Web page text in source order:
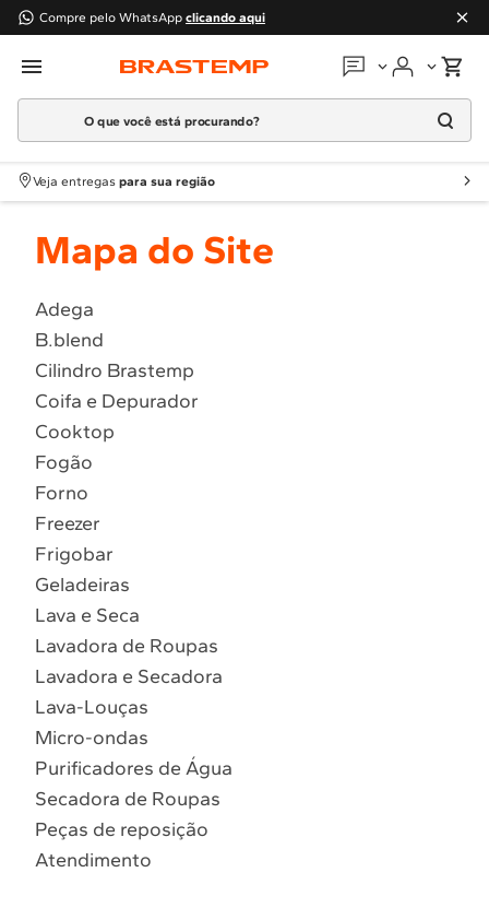
Compre pelo WhatsApp clicando aqui
Em que podemos
Atendimento Brastemp
Localizar assistência técnica
O que você está procurando?
Termos mais buscados
1º Geladeira
2
Fogao
4 º Lava Louça
5 º Cooktop
6º Microondas Brastemp
7º Forno
8º Embutir
9º Lava Seca
Veja entregas para sua região
Mapa do Site
Adega
B.blend
Cilindro Brastemp
Coifa e Depurador
Cooktop
Fogão
Forno
Freezer
Frigobar
Geladeiras
Lava e Seca
Lavadora de Roupas
Lavadora e Secadora
Lava-Louças
Micro-ondas
Purificadores de Água
Secadora de Roupas
Peças de reposição
Atendimento